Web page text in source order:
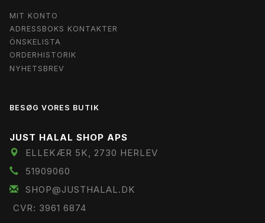
MIT KONTO
ADRESSBOKS KONTAKTER
ÖNSKELISTA
ORDERHISTORIK
NYHETSBREV
BESØG VORES BUTIK
JUST HALAL SHOP APS
ELLEKÆR 5K, 2730 HERLEV
51909060
SHOP@JUSTHALAL.DK
CVR: 3961 6874